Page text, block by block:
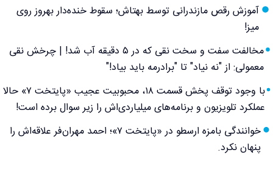
آموزش رقص مازندرانی توسط بهتاش؛ سقوط خنده‌دار بهروز روی
میز!
مخالفت سفت و سخت نقی که در ۵ دقیقه آب شد! | چرخش نقی
معمولی: از "نه نیاد" تا "برادرمه باید بیاد!"
با وجود توقف پخش قسمت ۱۸، محبوبیت عجیب «پایتخت ۷» حالا
عملکرد تلویزیون و برنامه‌های میلیاردی‌اش را زیر سوال برده است!
خوانندگی بامزه ارسطو در «پایتخت ۷»؛ احمد مهران‌فر علاقه‌اش را
پنهان نکرد.